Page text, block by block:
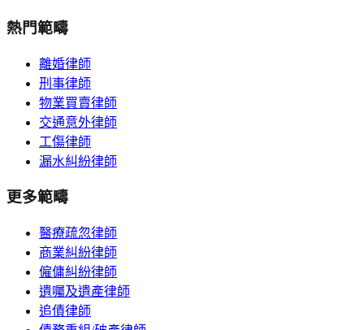
熱門範疇
離婚律師
刑事律師
物業買賣律師
交通意外律師
工傷律師
漏水糾紛律師
更多範疇
醫療疏忽律師
商業糾紛律師
僱傭糾紛律師
遺囑及遺產律師
追債律師